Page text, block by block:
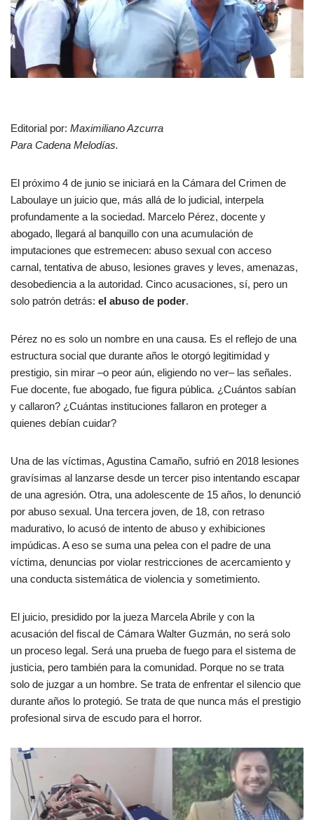
Editorial por: Maximiliano Azcurra
Para Cadena Melodías.
El próximo 4 de junio se iniciará en la Cámara del Crimen de
Laboulaye un juicio que, más allá de lo judicial, interpela
profundamente a la sociedad. Marcelo Pérez, docente y
abogado, llegará al banquillo con una acumulación de
imputaciones que estremecen: abuso sexual con acceso
carnal, tentativa de abuso, lesiones graves y leves, amenazas,
desobediencia a la autoridad. Cinco acusaciones, sí, pero un
solo patrón detrás: el abuso de poder.
Pérez no es solo un nombre en una causa. Es el reflejo de una
estructura social que durante años le otorgó legitimidad y
prestigio, sin mirar –o peor aún, eligiendo no ver– las señales.
Fue docente, fue abogado, fue figura pública. ¿Cuántos sabían
y callaron? ¿Cuántas instituciones fallaron en proteger a
quienes debían cuidar?
Una de las víctimas, Agustina Camaño, sufrió en 2018 lesiones
gravísimas al lanzarse desde un tercer piso intentando escapar
de una agresión. Otra, una adolescente de 15 años, lo denunció
por abuso sexual. Una tercera joven, de 18, con retraso
madurativo, lo acusó de intento de abuso y exhibiciones
impúdicas. A eso se suma una pelea con el padre de una
víctima, denuncias por violar restricciones de acercamiento y
una conducta sistemática de violencia y sometimiento.
El juicio, presidido por la jueza Marcela Abrile y con la
acusación del fiscal de Cámara Walter Guzmán, no será solo
un proceso legal. Será una prueba de fuego para el sistema de
justicia, pero también para la comunidad. Porque no se trata
solo de juzgar a un hombre. Se trata de enfrentar el silencio que
durante años lo protegió. Se trata de que nunca más el prestigio
profesional sirva de escudo para el horror.